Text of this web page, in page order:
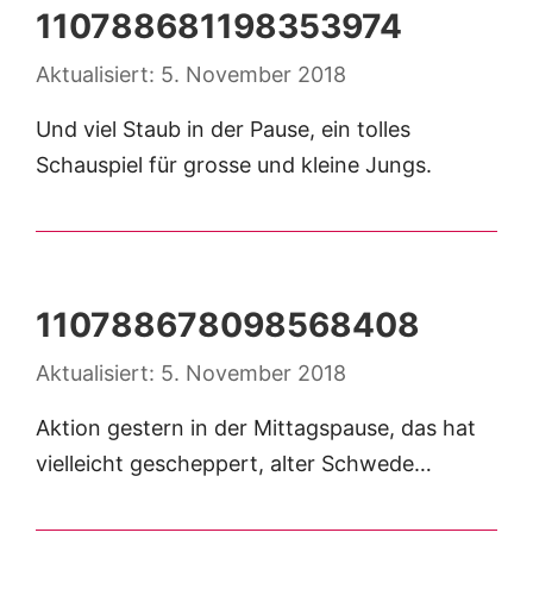
110788681198353974
5. November 2018
Und viel Staub in der Pause, ein tolles
Schauspiel für grosse und kleine Jungs.
110788678098568408
5. November 2018
Aktion gestern in der Mittagspause, das hat
vielleicht gescheppert, alter Schwede…